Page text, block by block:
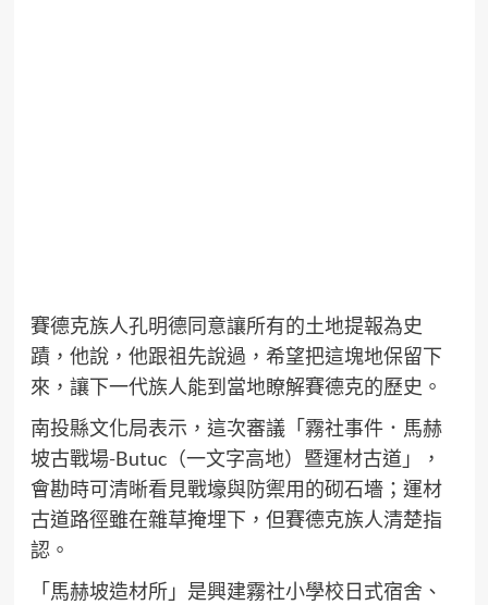
賽德克族人孔明德同意讓所有的土地提報為史
蹟，他說，他跟祖先說過，希望把這塊地保留下
來，讓下一代族人能到當地瞭解賽德克的歷史。
南投縣文化局表示，這次審議「霧社事件．馬赫
坡古戰場-Butuc（一文字高地）暨運材古道」，
會勘時可清晰看見戰壕與防禦用的砌石墻；運材
古道路徑雖在雜草掩埋下，但賽德克族人清楚指
認。
「馬赫坡造材所」是興建霧社小學校日式宿舍、